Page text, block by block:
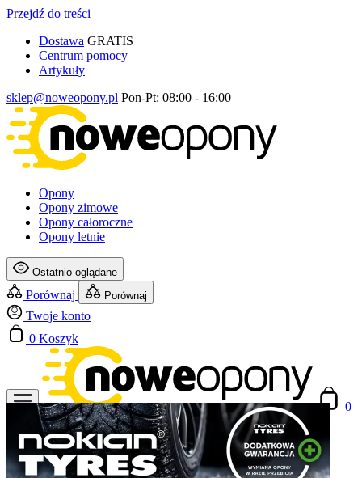
Przejdź do treści
Dostawa GRATIS
Centrum pomocy
Artykuły
sklep@noweopony.pl Pon-Pt: 08:00 - 16:00
Opony
Opony zimowe
Opony całoroczne
Opony letnie
Ostatnio oglądane
Porównaj Porównaj
Twoje konto
0 Koszyk
0